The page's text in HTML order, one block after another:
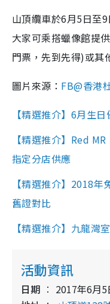
山頂纜車於6月5日至
大家可乘搭蠟像館提
門票，先到先得)或其
圖片來源： FB@香港
【精選推介】6月生
【精選推介】Red
指定分店供應
【精選推介】2018
舊證對比
【精選推介】九龍灣
活動資訊
日期
2017年6月